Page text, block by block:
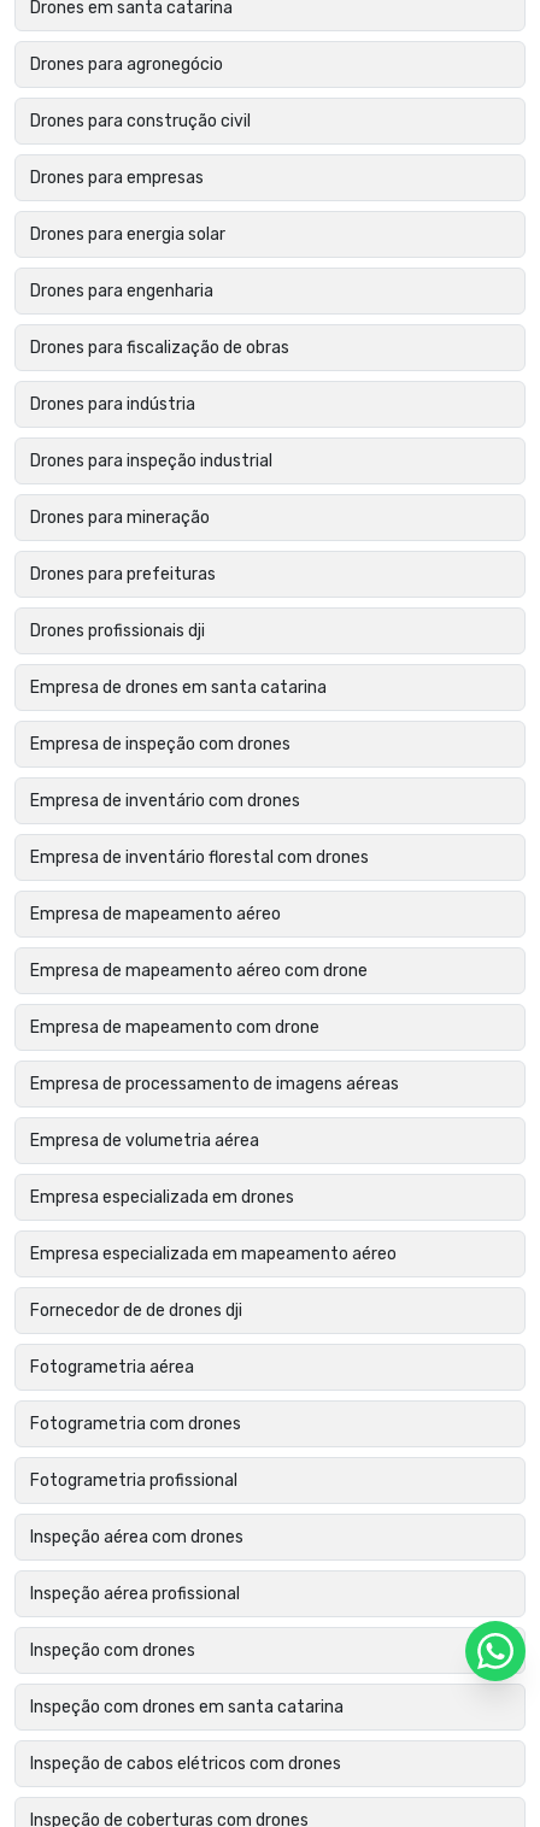
Drones em santa catarina
Drones para agronegócio
Drones para construção civil
Drones para empresas
Drones para energia solar
Drones para engenharia
Drones para fiscalização de obras
Drones para indústria
Drones para inspeção industrial
Drones para mineração
Drones para prefeituras
Drones profissionais dji
Empresa de drones em santa catarina
Empresa de inspeção com drones
Empresa de inventário com drones
Empresa de inventário florestal com drones
Empresa de mapeamento aéreo
Empresa de mapeamento aéreo com drone
Empresa de mapeamento com drone
Empresa de processamento de imagens aéreas
Empresa de volumetria aérea
Empresa especializada em drones
Empresa especializada em mapeamento aéreo
Fornecedor de de drones dji
Fotogrametria aérea
Fotogrametria com drones
Fotogrametria profissional
Inspeção aérea com drones
Inspeção aérea profissional
Inspeção com drones
Inspeção com drones em santa catarina
Inspeção de cabos elétricos com drones
Inspeção de coberturas com drones